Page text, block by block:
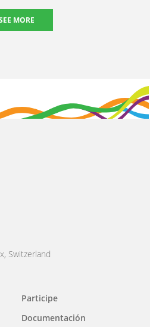
MORE
Switzerland
Participe
Documentación